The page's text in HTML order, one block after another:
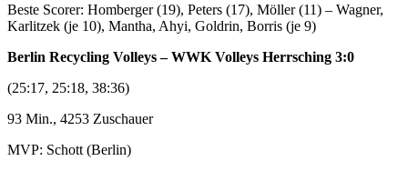
Beste Scorer: Homberger (19), Peters (17), Möller (11) – Wagner,
Karlitzek (je 10), Mantha, Ahyi, Goldrin, Borris (je 9)
Berlin Recycling Volleys – WWK Volleys Herrsching 3:0
(25:17, 25:18, 38:36)
93 Min., 4253 Zuschauer
MVP: Schott (Berlin)